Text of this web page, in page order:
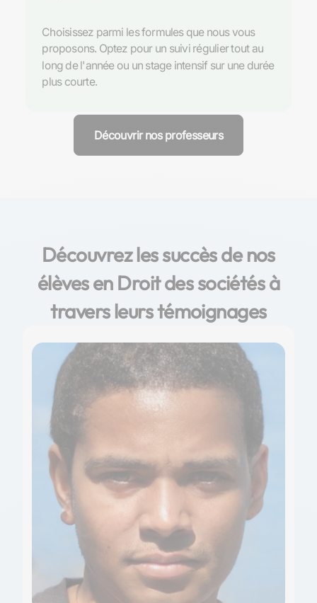
Choisissez parmi les formules que nous vous
proposons. Optez pour un suivi régulier tout au
long de l'année ou un stage intensif sur une durée
plus courte.
Découvrir nos professeurs
Découvrez les succès de nos
élèves en Droit des sociétés à
travers leurs témoignages